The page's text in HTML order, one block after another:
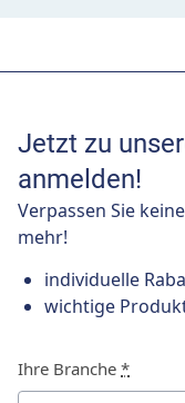
Jetzt zu
anmelden!
Verpassen Sie
mehr!
individuelle
wichtige
Ihre Branche *